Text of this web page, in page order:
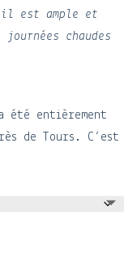
il est ample et
chaudes
été entièrement
de Tours. C’est